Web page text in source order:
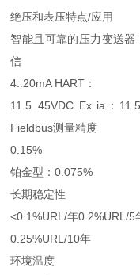
绝压和表压特点/应用
智能且可靠的压力变送
信
4..20mA HART：
11.5..45VDC Ex ia：
Fieldbus测量精度
0.15%
铂金型：0.075%
长期稳定性
<0.1%URL/年0.2%URL/5
0.25%URL/10年
环境温度